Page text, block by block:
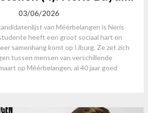
03/06/2026
van Méérbelangen is Neris
heeft een groot sociaal hart en
samenhang komt op IJburg. Ze zet zich
tussen mensen van verschillende
op Méérbelangen, al 40 jaar goed